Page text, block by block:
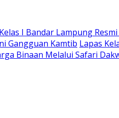
I Bandar Lampung
Gangguan Kamtib Lapas
Binaan Melalui Safari